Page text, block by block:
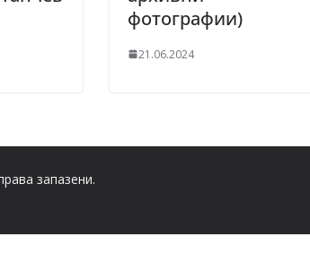
фотографии)
21.06.2024
запазени.